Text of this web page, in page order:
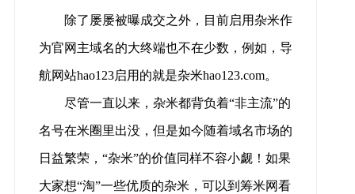
除了屡屡被曝成交之外，目前启用杂米作
为官网主域名的大终端也不在少数，例如，导
航网站hao123启用的就是杂米hao123.com。
尽管一直以来，杂米都背负着“非主流”的
名号在米圈里出没，但是如今随着域名市场的
日益繁荣，“杂米”的价值同样不容小觑！如果
大家想“淘”一些优质的杂米，可以到筹米网看